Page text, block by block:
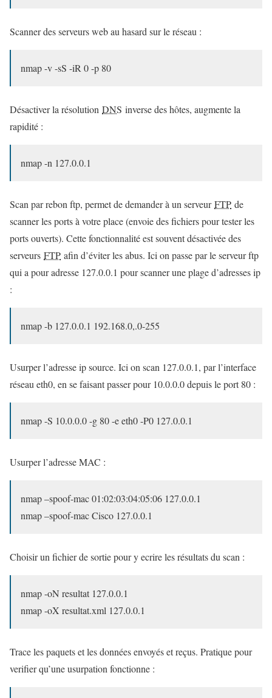
Scanner des serveurs web au hasard sur le réseau :
nmap -v -sS -iR 0 -p 80
Désactiver la résolution DNS inverse des hôtes, augmente la
rapidité :
nmap -n 127.0.0.1
Scan par rebon ftp, permet de demander à un serveurFTP de
scanner les ports à votre place (envoie des fichiers pour tester les
ports ouverts). Cette fonctionnalité est souvent désactivée des
serveurs FTP afin d’éviter les abus. Ici on passe par le serveur ftp
qui a pour adresse 127.0.0.1 pour scanner une plage d’adresses ip
:
nmap -b 127.0.0.1 192.168.0,.0-255
Usurper l’adresse ip source. Ici on scan 127.0.0.1, par l’interface
réseau eth0, en se faisant passer pour 10.0.0.0 depuis le port 80 :
nmap -S 10.0.0.0 -g 80 -e eth0 -P0 127.0.0.1
Usurper l’adresse MAC :
nmap –spoof-mac 01:02:03:04:05:06 127.0.0.1
nmap –spoof-mac Cisco 127.0.0.1
Choisir un fichier de sortie pour y ecrire les résultats du scan :
nmap -oN resultat 127.0.0.1
nmap -oX resultat.xml 127.0.0.1
Trace les paquets et les données envoyés et reçus. Pratique pour
verifier qu’une usurpation fonctionne :